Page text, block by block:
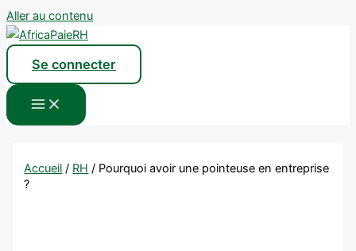
Aller au contenu
Se connecter
Accueil / RH / Pourquoi avoir une pointeuse en entreprise
?